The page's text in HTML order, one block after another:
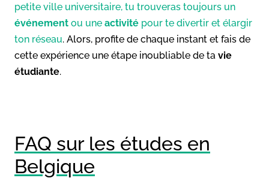
petite ville universitaire, tu trouveras toujours un
événement ou une activité pour te divertir et élargir
ton réseau. Alors, profite de chaque instant et fais de
cette expérience une étape inoubliable de ta vie
étudiante.
FAQ sur les études en
Belgique